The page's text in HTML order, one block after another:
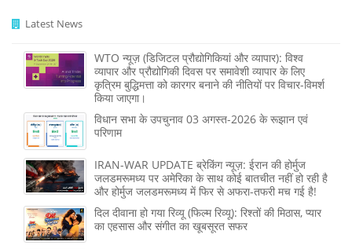
Latest News
WTO न्यूज़ (डिजिटल प्रौद्योगिकियां और व्यापार): विश्व
व्यापार और प्रौद्योगिकी दिवस पर समावेशी व्यापार के लिए
कृत्रिम बुद्धिमत्ता को कारगर बनाने की नीतियों पर विचार-विमर्श
किया जाएगा।
विधान सभा के उपचुनाव 03 अगस्त-2026 के रूझान एवं
परिणाम
IRAN-WAR UPDATE ब्रेकिंग न्यूज़: ईरान की होर्मुज
जलडमरूमध्य पर अमेरिका के साथ कोई बातचीत नहीं हो रही है
और होर्मुज जलडमरूमध्य में फिर से अफरा-तफरी मच गई है!
दिल दीवाना हो गया रिव्यू (फिल्म रिव्यू): रिश्तों की मिठास, प्यार
का एहसास और संगीत का खूबसूरत सफर